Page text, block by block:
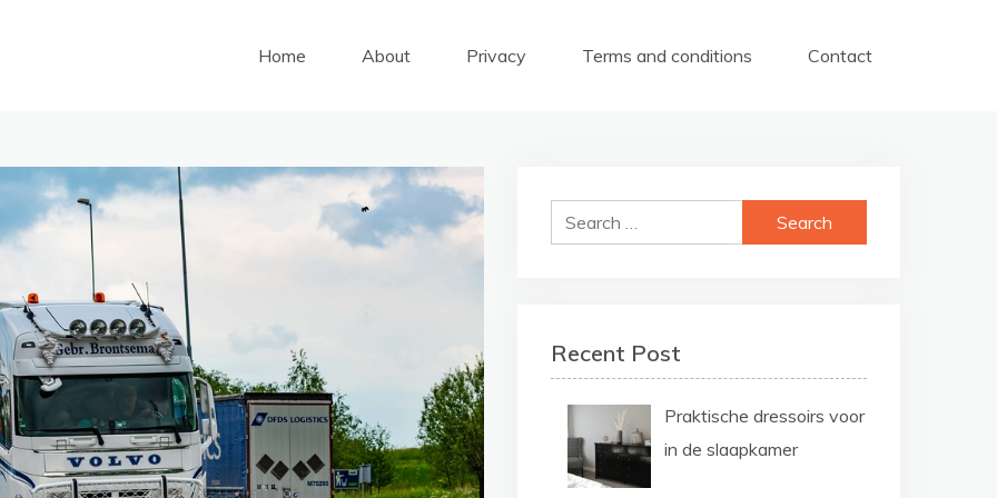
Home About Privacy Terms and conditions Contact
Search
for:
Recent Post
Praktische dressoirs voor
in de slaapkamer